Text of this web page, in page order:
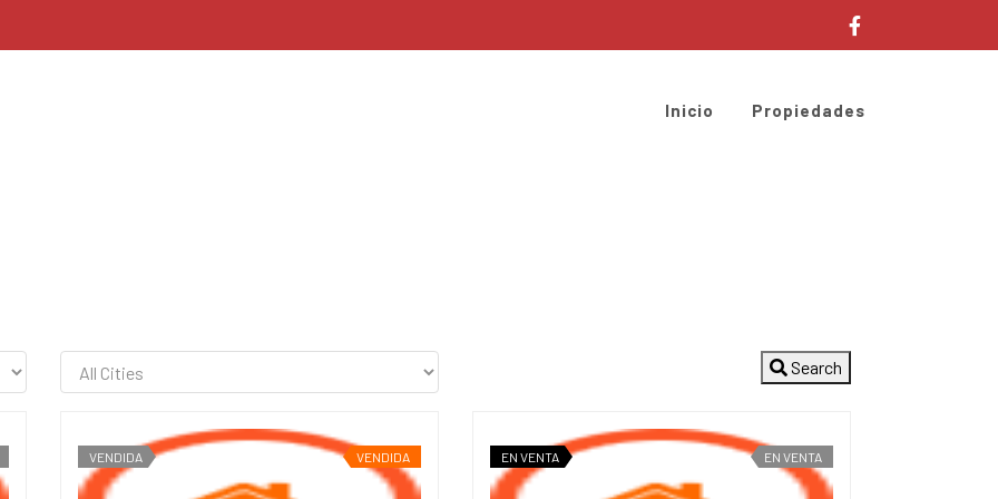
Inicio Propiedades
Search
VENDIDA VENDIDA EN VENTA EN VENTA